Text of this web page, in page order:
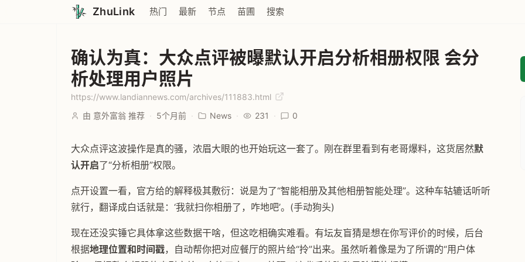
ZhuLink 热门 最新 节点 苗圃 搜索
确认为真：大众点评被曝默认开启分析相册权限 会分
析处理用户照片
https://www.landiannews.com/archives/111883.html
由 意外富翁 推荐 · 5个月前 · News · 231 · 0
大众点评这波操作是真的骚，浓眉大眼的也开始玩这一套了。刚在群里看到有老哥爆料，这货居然默
认开启了“分析相册”权限。
点开设置一看，官方给的解释极其敷衍：说是为了“智能相册及其他相册智能处理”。这种车轱辘话听听
就行，翻译成白话就是：‘我就扫你相册了，咋地吧’。(手动狗头)
现在还没实锤它具体拿这些数据干啥，但这吃相确实难看。有坛友盲猜是想在你写评价的时候，后台
根据地理位置和时间戳，自动帮你把对应餐厅的照片给“拎”出来。虽然听着像是为了所谓的“用户体